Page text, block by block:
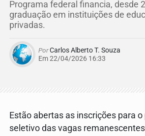
Programa federal financia, desde
graduação em instituições de
privadas.
PorCarlos Alberto T. Souza
Em 22/04/2026 16:33
Estão abertas as inscrições para
seletivo das vagas